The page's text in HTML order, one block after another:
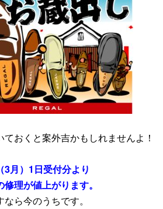
ておくと案外吉かもしれませんよ！
3月）1日受付分より
修理が値上がります。
ら今のうちです。